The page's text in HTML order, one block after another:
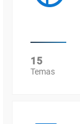
15
Temas